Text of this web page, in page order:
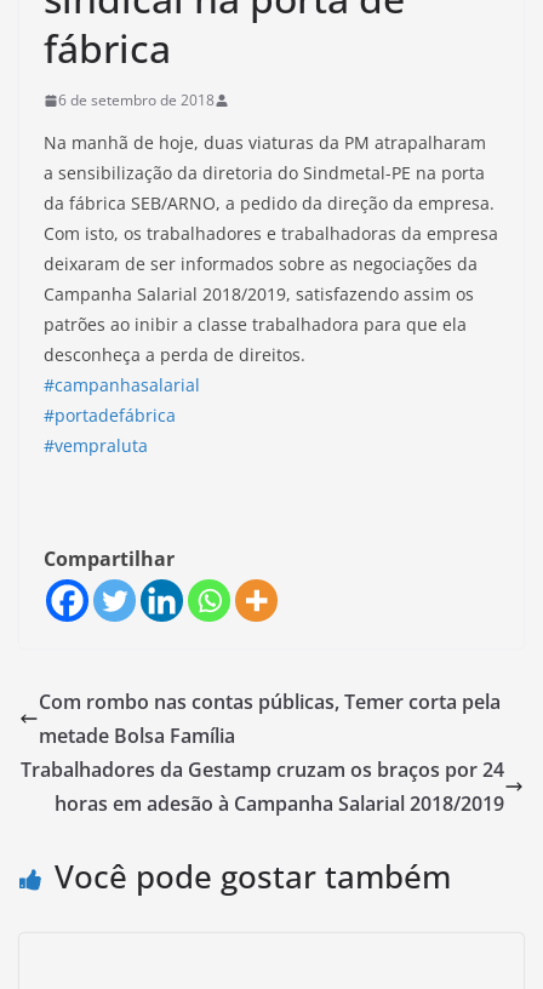
fábrica
6 de setembro de 2018
Na manhã de hoje, duas viaturas da PM atrapalharam
a sensibilização da diretoria do Sindmetal-PE na porta
da fábrica SEB/ARNO, a pedido da direção da empresa.
Com isto, os trabalhadores e trabalhadoras da empresa
deixaram de ser informados sobre as negociações da
Campanha Salarial 2018/2019, satisfazendo assim os
patrões ao inibir a classe trabalhadora para que ela
desconheça a perda de direitos.
#campanhasalarial
#portadefábrica
#vempraluta
Compartilhar
Com rombo nas contas públicas, Temer corta pela
metade Bolsa Família
Trabalhadores da Gestamp cruzam os braços por 24
horas em adesão à Campanha Salarial 2018/2019
Você pode gostar também